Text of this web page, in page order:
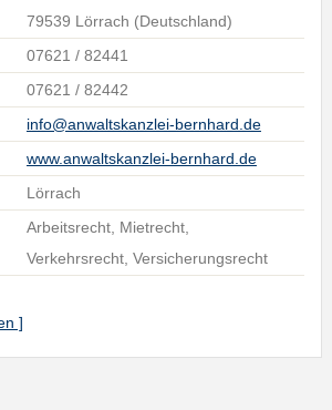
79539 Lörrach (Deutschland)
07621 / 82441
07621 / 82442
info@anwaltskanzlei-bernhard.de
www.anwaltskanzlei-bernhard.de
Lörrach
Arbeitsrecht, Mietrecht,
Verkehrsrecht, Versicherungsrecht
]